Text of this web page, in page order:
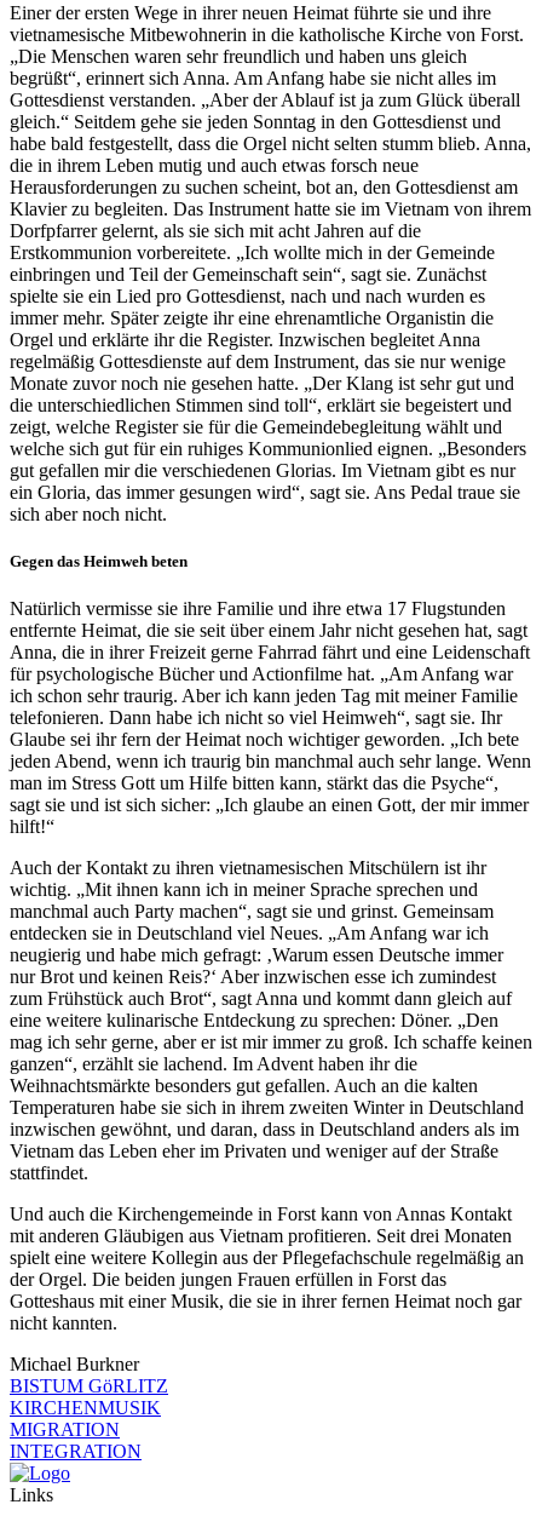
Einer der ersten Wege in ihrer neuen Heimat führte sie und ihre
vietnamesische Mitbewohnerin in die katholische Kirche von Forst.
„Die Menschen waren sehr freundlich und haben uns gleich
begrüßt“, erinnert sich Anna. Am Anfang habe sie nicht alles im
Gottesdienst verstanden. „Aber der Ablauf ist ja zum Glück überall
gleich.“ Seitdem gehe sie jeden Sonntag in den Gottesdienst und
habe bald festgestellt, dass die Orgel nicht selten stumm blieb. Anna,
die in ihrem Leben mutig und auch etwas forsch neue
Herausforderungen zu suchen scheint, bot an, den Gottesdienst am
Klavier zu begleiten. Das Instrument hatte sie im Vietnam von ihrem
Dorfpfarrer gelernt, als sie sich mit acht Jahren auf die
Erstkommunion vorbereitete. „Ich wollte mich in der Gemeinde
einbringen und Teil der Gemeinschaft sein“, sagt sie. Zunächst
spielte sie ein Lied pro Gottesdienst, nach und nach wurden es
immer mehr. Später zeigte ihr eine ehrenamtliche Organistin die
Orgel und erklärte ihr die Register. Inzwischen begleitet Anna
regelmäßig Gottesdienste auf dem Instrument, das sie nur wenige
Monate zuvor noch nie gesehen hatte. „Der Klang ist sehr gut und
die unterschiedlichen Stimmen sind toll“, erklärt sie begeistert und
zeigt, welche Register sie für die Gemeindebegleitung wählt und
welche sich gut für ein ruhiges Kommunionlied eignen. „Besonders
gut gefallen mir die verschiedenen Glorias. Im Vietnam gibt es nur
ein Gloria, das immer gesungen wird“, sagt sie. Ans Pedal traue sie
sich aber noch nicht.
Gegen das Heimweh beten
Natürlich vermisse sie ihre Familie und ihre etwa 17 Flugstunden
entfernte Heimat, die sie seit über einem Jahr nicht gesehen hat, sagt
Anna, die in ihrer Freizeit gerne Fahrrad fährt und eine Leidenschaft
für psychologische Bücher und Actionfilme hat. „Am Anfang war
ich schon sehr traurig. Aber ich kann jeden Tag mit meiner Familie
telefonieren. Dann habe ich nicht so viel Heimweh“, sagt sie. Ihr
Glaube sei ihr fern der Heimat noch wichtiger geworden. „Ich bete
jeden Abend, wenn ich traurig bin manchmal auch sehr lange. Wenn
man im Stress Gott um Hilfe bitten kann, stärkt das die Psyche“,
sagt sie und ist sich sicher: „Ich glaube an einen Gott, der mir immer
hilft!“
Auch der Kontakt zu ihren vietnamesischen Mitschülern ist ihr
wichtig. „Mit ihnen kann ich in meiner Sprache sprechen und
manchmal auch Party machen“, sagt sie und grinst. Gemeinsam
entdecken sie in Deutschland viel Neues. „Am Anfang war ich
neugierig und habe mich gefragt: ‚Warum essen Deutsche immer
nur Brot und keinen Reis?‘ Aber inzwischen esse ich zumindest
zum Frühstück auch Brot“, sagt Anna und kommt dann gleich auf
eine weitere kulinarische Entdeckung zu sprechen: Döner. „Den
mag ich sehr gerne, aber er ist mir immer zu groß. Ich schaffe keinen
ganzen“, erzählt sie lachend. Im Advent haben ihr die
Weihnachtsmärkte besonders gut gefallen. Auch an die kalten
Temperaturen habe sie sich in ihrem zweiten Winter in Deutschland
inzwischen gewöhnt, und daran, dass in Deutschland anders als im
Vietnam das Leben eher im Privaten und weniger auf der Straße
stattfindet.
Und auch die Kirchengemeinde in Forst kann von Annas Kontakt
mit anderen Gläubigen aus Vietnam profitieren. Seit drei Monaten
spielt eine weitere Kollegin aus der Pflegefachschule regelmäßig an
der Orgel. Die beiden jungen Frauen erfüllen in Forst das
Gotteshaus mit einer Musik, die sie in ihrer fernen Heimat noch gar
nicht kannten.
Michael Burkner
BISTUM GöRLITZ
KIRCHENMUSIK
MIGRATION
INTEGRATION
Links